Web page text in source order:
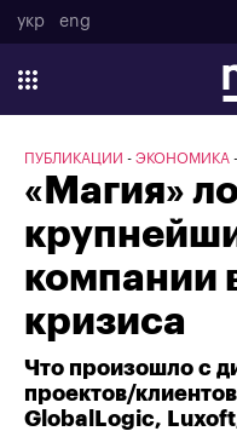
укр eng
ПУБЛИКАЦИИ ЭКОНОМИКА
«Магия»
компании
кризиса
Что произошло с
проектов/
GlobalLogic,